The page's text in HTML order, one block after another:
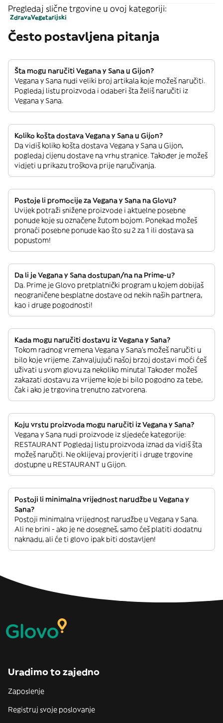
Pregledaj slične trgovine u ovoj kategoriji:
ZdravaVegetarijski
Često postavljena pitanja
Šta mogu naručiti Vegana y Sana u Gijon?
Vegana y Sana nudi veliki broj artikala koje možeš naručiti.
Pogledaj listu proizvoda i odaberi šta želiš naručiti iz
Vegana y Sana.
Koliko košta dostava Vegana y Sana u Gijon?
Da vidiš koliko košta dostava Vegana y Sana u Gijon,
pogledaj cijenu dostave na vrhu stranice. Također je možeš
vidjeti u prikazu troškova prije naručivanja.
Postoje li promocije za Vegana y Sana na Glovu?
Uvijek potraži snižene proizvode i aktuelne posebne
ponude koje su označene žutom bojom. Ponekad možeš
pronaći posebne ponude kao što su 2 za 1 ili dostava sa
popustom!
Da li je Vegana y Sana dostupan/na na Prime-u?
Da. Prime je Glovo pretplatnički program u kojem dobijaš
neograničene besplatne dostave od nekih naših partnera,
kao i druge pogodnosti!
Kada mogu naručiti dostavu iz Vegana y Sana?
Tokom radnog vremena Vegana y Sana’s možeš naručiti u
bilo koje vrijeme. Zahvaljujući našoj brzoj dostavi moći ćeš
uživati u svom glovu za nekoliko minuta! Također možeš
zakazati dostavu za vrijeme koje bi bilo pogodno za tebe,
čak i ako je trgovina trenutno zatvorena.
Koju vrstu proizvoda mogu naručiti iz Vegana y Sana?
Vegana y Sana nudi proizvode iz sljedeće kategorije:
RESTAURANT Pogledaj listu proizvoda iznad da vidiš šta
možeš naručiti. Ne oklijevaj provjeriti i druge trgovine
dostupne u RESTAURANT u Gijon.
Postoji li minimalna vrijednost narudžbe u Vegana y
Sana?
Postoji minimalna vrijednost narudžbe u Vegana y Sana.
Ali ne brini - ako je ne dosegneš, samo ćeš platiti dodatnu
naknadu, ali će ti glovo ipak biti dostavljen!
Uradimo to zajedno
Zaposlenje
Registruj svoje poslovanje